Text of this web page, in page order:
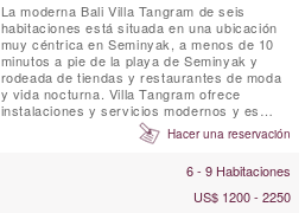
La moderna Bali Villa Tangram de seis
habitaciones está situada en una ubicación
muy céntrica en Seminyak, a menos de 10
minutos a pie de la playa de Seminyak y
rodeada de tiendas y restaurantes de moda
y vida nocturna. Villa Tangram ofrece
instalaciones y servicios modernos y es
ideal para familias o amigos que quieran
compartir y disfrutar. Los servicios de la villa
habitaciones con aire acondicionado, un
Hacer una reservación
6 - 9 Habitaciones
US$ 1200 - 2250